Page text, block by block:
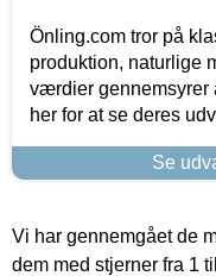
Önling.com tror på
produktion, naturlige
værdier gennemsyrer
her for at se deres
Se
Vi har gennemgået de
dem med stjerner fra 1